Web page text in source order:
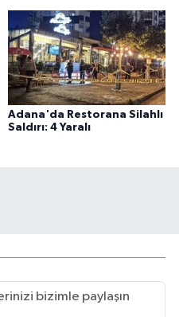
Adana'da Restorana Silahlı
Saldırı: 4 Yaralı